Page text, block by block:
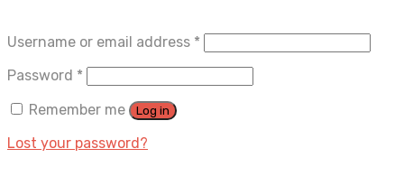
Username or email address *
Password *
Remember me
Log in
Lost your password?